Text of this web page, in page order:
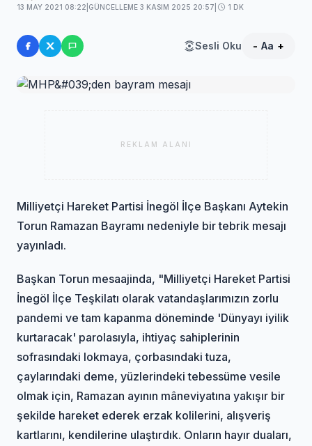
13 MAY 2021 08:22 GÜNCELLEME 3 KASIM 2025 20:57 1 DK
Sesli Oku - Aa +
REKLAM ALANI
Milliyetçi Hareket Partisi İnegöl İlçe Başkanı Aytekin
Torun Ramazan Bayramı nedeniyle bir tebrik mesajı
yayınladı.
Başkan Torun mesaajinda, "Milliyetçi Hareket Partisi
İnegöl İlçe Teşkilatı olarak vatandaşlarımızın zorlu
pandemi ve tam kapanma döneminde 'Dünyayı iyilik
kurtaracak' parolasıyla, ihtiyaç sahiplerinin
sofrasındaki lokmaya, çorbasındaki tuza,
çaylarındaki deme, yüzlerindeki tebessüme vesile
olmak için, Ramazan ayının mâneviyatına yakışır bir
şekilde hareket ederek erzak kolilerini, alışveriş
kartlarını, kendilerine ulaştırdık. Onların hayır duaları,